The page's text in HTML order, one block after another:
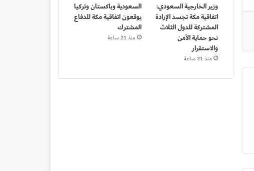
وزير الخارجية السعودي:
اتفاقية مكة تجسد الإرادة
المشتركة للدول الثلاث
نحو حماية الأمن
والاستقرار
منذ 21 ساعة
السعودية وباكستان وتركيا
يوقعون اتفاقية مكة للدفاع
المشترك
منذ 21 ساعة